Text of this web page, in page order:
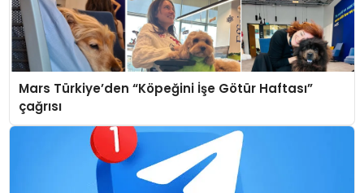
Mars Türkiye’den “Köpeğini İşe Götür Haftası”
çağrısı